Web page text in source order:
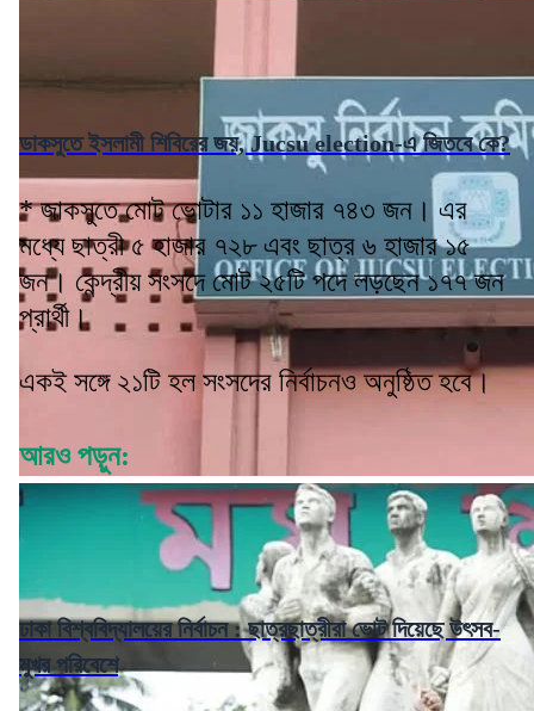
ডাকসুতে ইসলামী শিবিরের জয়, Jucsu election-এ জিতবে কে?
* জাকসুতে মোট ভোটার ১১ হাজার ৭৪৩ জন। এর
মধ্যে ছাত্রী ৫ হাজার ৭২৮ এবং ছাত্র ৬ হাজার ১৫
জন। কেন্দ্রীয় সংসদে মোট ২৫টি পদে লড়ছেন ১৭৭ জন
প্রার্থী।
একই সঙ্গে ২১টি হল সংসদের নির্বাচনও অনুষ্ঠিত হবে।
আরও পড়ুন:
ঢাকা বিশ্ববিদ্যালয়ের নির্বাচন : ছাত্রছাত্রীরা ভোট দিয়েছে উৎসব-
মুখর পরিবেশে